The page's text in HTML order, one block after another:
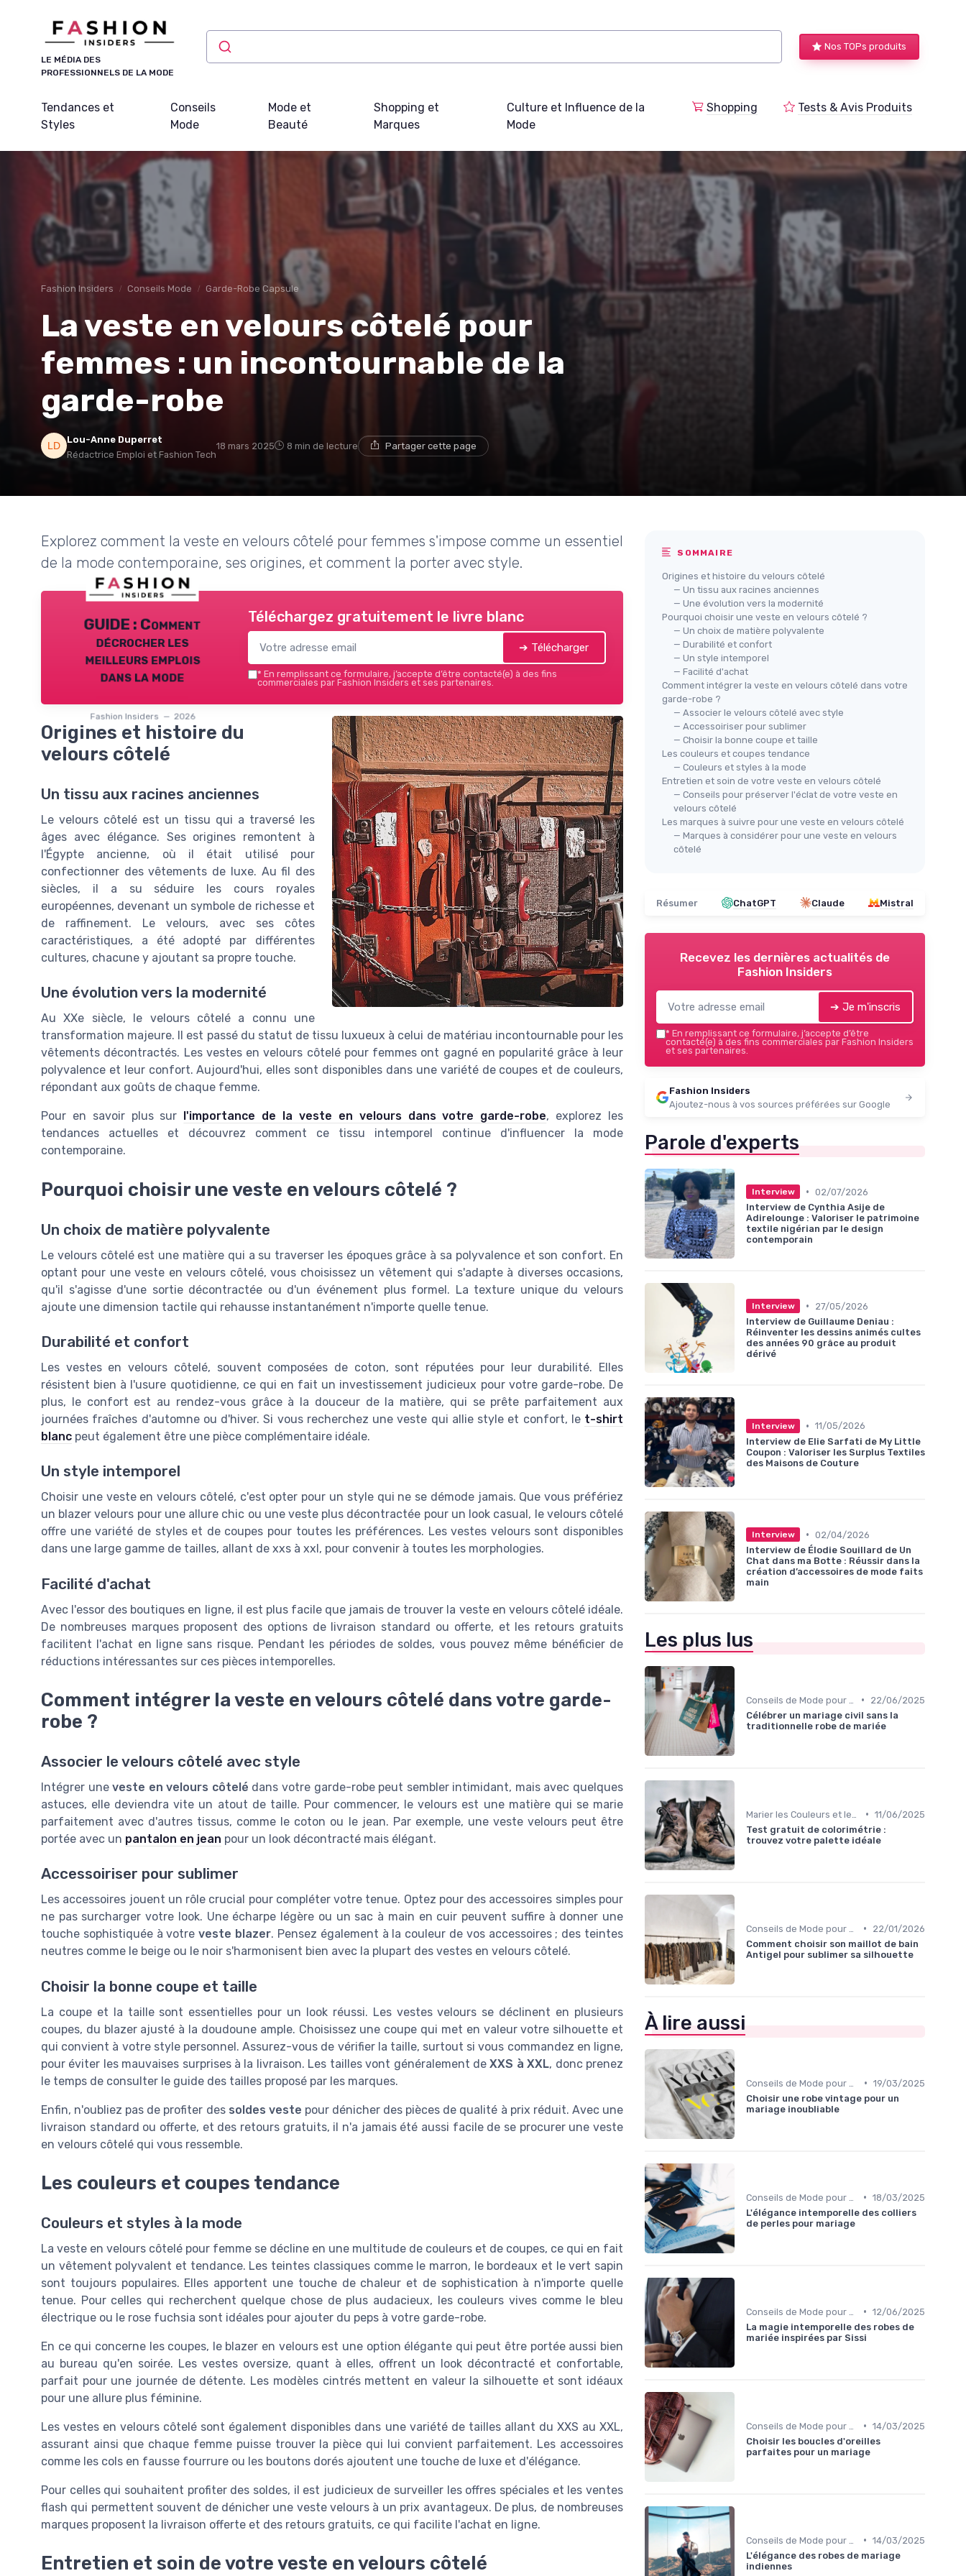
LE MÉDIA DES
PROFESSIONNELS DE LA MODE
Nos TOPs produits
Tendances et
Styles
Conseils
Mode
Mode et
Beauté
Shopping et
Marques
Culture et Influence de la
Mode
Shopping Tests & Avis Produits
Fashion Insiders Conseils Mode Garde-Robe Capsule
La veste en velours côtelé pour
femmes : un incontournable de la
garde-robe
Lou-Anne Duperret
Rédactrice Emploi et Fashion Tech
18 mars 2025 8 min de lecture Partager cette page
Explorez comment la veste en velours côtelé pour femmes s'impose comme un essentiel
de la mode contemporaine, ses origines, et comment la porter avec style.
GUIDE : Comment
décrocher les
meilleurs emplois
dans la mode
Fashion Insiders — 2026
Téléchargez gratuitement le livre blanc
➔ Télécharger
* En remplissant ce formulaire, j’accepte d’être contacté(e) à des fins
commerciales par Fashion Insiders et ses partenaires.
Origines et histoire du
velours côtelé
Un tissu aux racines anciennes
Le velours côtelé est un tissu qui a traversé les
âges avec élégance. Ses origines remontent à
l'Égypte ancienne, où il était utilisé pour
confectionner des vêtements de luxe. Au fil des
siècles, il a su séduire les cours royales
européennes, devenant un symbole de richesse et
de raffinement. Le velours, avec ses côtes
caractéristiques, a été adopté par différentes
cultures, chacune y ajoutant sa propre touche.
Une évolution vers la modernité
Au XXe siècle, le velours côtelé a connu une
transformation majeure. Il est passé du statut de tissu luxueux à celui de matériau incontournable pour les
vêtements décontractés. Les vestes en velours côtelé pour femmes ont gagné en popularité grâce à leur
polyvalence et leur confort. Aujourd'hui, elles sont disponibles dans une variété de coupes et de couleurs,
répondant aux goûts de chaque femme.
Pour en savoir plus sur l'importance de la veste en velours dans votre garde-robe, explorez les
tendances actuelles et découvrez comment ce tissu intemporel continue d'influencer la mode
contemporaine.
Pourquoi choisir une veste en velours côtelé ?
Un choix de matière polyvalente
Le velours côtelé est une matière qui a su traverser les époques grâce à sa polyvalence et son confort. En
optant pour une veste en velours côtelé, vous choisissez un vêtement qui s'adapte à diverses occasions,
qu'il s'agisse d'une sortie décontractée ou d'un événement plus formel. La texture unique du velours
ajoute une dimension tactile qui rehausse instantanément n'importe quelle tenue.
Durabilité et confort
Les vestes en velours côtelé, souvent composées de coton, sont réputées pour leur durabilité. Elles
résistent bien à l'usure quotidienne, ce qui en fait un investissement judicieux pour votre garde-robe. De
plus, le confort est au rendez-vous grâce à la douceur de la matière, qui se prête parfaitement aux
journées fraîches d'automne ou d'hiver. Si vous recherchez une veste qui allie style et confort, le t-shirt
blanc peut également être une pièce complémentaire idéale.
Un style intemporel
Choisir une veste en velours côtelé, c'est opter pour un style qui ne se démode jamais. Que vous préfériez
un blazer velours pour une allure chic ou une veste plus décontractée pour un look casual, le velours côtelé
offre une variété de styles et de coupes pour toutes les préférences. Les vestes velours sont disponibles
dans une large gamme de tailles, allant de xxs à xxl, pour convenir à toutes les morphologies.
Facilité d'achat
Avec l'essor des boutiques en ligne, il est plus facile que jamais de trouver la veste en velours côtelé idéale.
De nombreuses marques proposent des options de livraison standard ou offerte, et les retours gratuits
facilitent l'achat en ligne sans risque. Pendant les périodes de soldes, vous pouvez même bénéficier de
réductions intéressantes sur ces pièces intemporelles.
Comment intégrer la veste en velours côtelé dans votre garde-
robe ?
Associer le velours côtelé avec style
Intégrer uneveste en velours côtelé dans votre garde-robe peut sembler intimidant, mais avec quelques
astuces, elle deviendra vite un atout de taille. Pour commencer, le velours est une matière qui se marie
parfaitement avec d'autres tissus, comme le coton ou le jean. Par exemple, une veste velours peut être
portée avec un pantalon en jean pour un look décontracté mais élégant.
Accessoiriser pour sublimer
Les accessoires jouent un rôle crucial pour compléter votre tenue. Optez pour des accessoires simples pour
ne pas surcharger votre look. Une écharpe légère ou un sac à main en cuir peuvent suffire à donner une
touche sophistiquée à votreveste blazer. Pensez également à la couleur de vos accessoires ; des teintes
neutres comme le beige ou le noir s'harmonisent bien avec la plupart des vestes en velours côtelé.
Choisir la bonne coupe et taille
La coupe et la taille sont essentielles pour un look réussi. Les vestes velours se déclinent en plusieurs
coupes, du blazer ajusté à la doudoune ample. Choisissez une coupe qui met en valeur votre silhouette et
qui convient à votre style personnel. Assurez-vous de vérifier la taille, surtout si vous commandez en ligne,
pour éviter les mauvaises surprises à la livraison. Les tailles vont généralement deXXS à XXL, donc prenez
le temps de consulter le guide des tailles proposé par les marques.
Enfin, n'oubliez pas de profiter des soldes veste pour dénicher des pièces de qualité à prix réduit. Avec une
livraison standard ou offerte, et des retours gratuits, il n'a jamais été aussi facile de se procurer une veste
en velours côtelé qui vous ressemble.
Les couleurs et coupes tendance
Couleurs et styles à la mode
La veste en velours côtelé pour femme se décline en une multitude de couleurs et de coupes, ce qui en fait
un vêtement polyvalent et tendance. Les teintes classiques comme le marron, le bordeaux et le vert sapin
sont toujours populaires. Elles apportent une touche de chaleur et de sophistication à n'importe quelle
tenue. Pour celles qui recherchent quelque chose de plus audacieux, les couleurs vives comme le bleu
électrique ou le rose fuchsia sont idéales pour ajouter du peps à votre garde-robe.
En ce qui concerne les coupes, le blazer en velours est une option élégante qui peut être portée aussi bien
au bureau qu'en soirée. Les vestes oversize, quant à elles, offrent un look décontracté et confortable,
parfait pour une journée de détente. Les modèles cintrés mettent en valeur la silhouette et sont idéaux
pour une allure plus féminine.
Les vestes en velours côtelé sont également disponibles dans une variété de tailles allant du XXS au XXL,
assurant ainsi que chaque femme puisse trouver la pièce qui lui convient parfaitement. Les accessoires
comme les cols en fausse fourrure ou les boutons dorés ajoutent une touche de luxe et d'élégance.
Pour celles qui souhaitent profiter des soldes, il est judicieux de surveiller les offres spéciales et les ventes
flash qui permettent souvent de dénicher une veste velours à un prix avantageux. De plus, de nombreuses
marques proposent la livraison offerte et des retours gratuits, ce qui facilite l'achat en ligne.
Entretien et soin de votre veste en velours côtelé
SOMMAIRE
Origines et histoire du velours côtelé
— Un tissu aux racines anciennes
— Une évolution vers la modernité
Pourquoi choisir une veste en velours côtelé ?
— Un choix de matière polyvalente
— Durabilité et confort
— Un style intemporel
— Facilité d'achat
Comment intégrer la veste en velours côtelé dans votre
garde-robe ?
— Associer le velours côtelé avec style
— Accessoiriser pour sublimer
— Choisir la bonne coupe et taille
Les couleurs et coupes tendance
— Couleurs et styles à la mode
Entretien et soin de votre veste en velours côtelé
— Conseils pour préserver l'éclat de votre veste en
velours côtelé
Les marques à suivre pour une veste en velours côtelé
— Marques à considérer pour une veste en velours
côtelé
Résumer ChatGPT Claude Mistral
Recevez les dernières actualités de
Fashion Insiders
➔ Je m'inscris
* En remplissant ce formulaire, j’accepte d’être
contacté(e) à des fins commerciales par Fashion Insiders
et ses partenaires.
Fashion Insiders
Ajoutez-nous à vos sources préférées sur Google
Parole d'experts
Interview • 02/07/2026
Interview de Cynthia Asije de
Adirelounge : Valoriser le patrimoine
textile nigérian par le design
contemporain
Interview •
27/05/2026
Interview de Guillaume Deniau :
Réinventer les dessins animés cultes
des années 90 grâce au produit
dérivé
Interview • 11/05/2026
Interview de Elie Sarfati de My Little
Coupon : Valoriser les Surplus Textiles
des Maisons de Couture
Interview • 02/04/2026
Interview de Élodie Souillard de Un
Chat dans ma Botte : Réussir dans la
création d’accessoires de mode faits
main
Les plus lus
•
22/06/2025
Célébrer un mariage civil sans la
traditionnelle robe de mariée
• 11/06/2025
Test gratuit de colorimétrie :
trouvez votre palette idéale
•
22/01/2026
Comment choisir son maillot de bain
Antigel pour sublimer sa silhouette
À lire aussi
• 19/03/2025
Choisir une robe vintage pour un
mariage inoubliable
• 18/03/2025
L'élégance intemporelle des colliers
de perles pour mariage
• 12/06/2025
La magie intemporelle des robes de
mariée inspirées par Sissi
• 14/03/2025
Choisir les boucles d'oreilles
parfaites pour un mariage
• 14/03/2025
L'élégance des robes de mariage
indiennes